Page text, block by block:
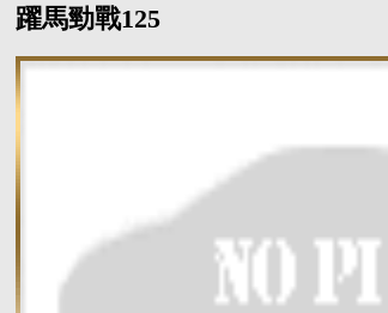
躍馬勁戰125